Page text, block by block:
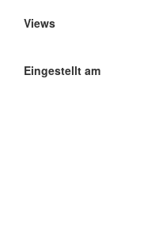
Views
Eingestellt am